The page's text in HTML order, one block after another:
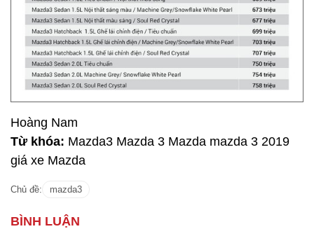
Hoàng Nam
Từ khóa: Mazda3 Mazda 3 Mazda mazda 3 2019
giá xe Mazda
Chủ đề: mazda3